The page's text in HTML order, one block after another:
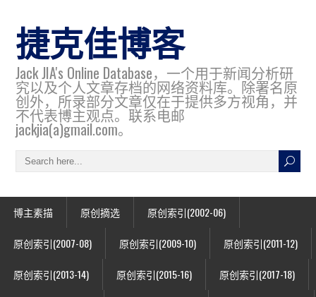
捷克佳博客
Jack JIA's Online Database，一个用于新闻分析研
究以及个人文章存档的网络资料库。除署名原
创外，所录部分文章仅在于提供多方视角，并
不代表博主观点。联系电邮
jackjia(a)gmail.com。
博主素描 原创摘选 原创索引(2002-06)
原创索引(2007-08) 原创索引(2009-10) 原创索引(2011-12)
原创索引(2013-14) 原创索引(2015-16) 原创索引(2017-18)